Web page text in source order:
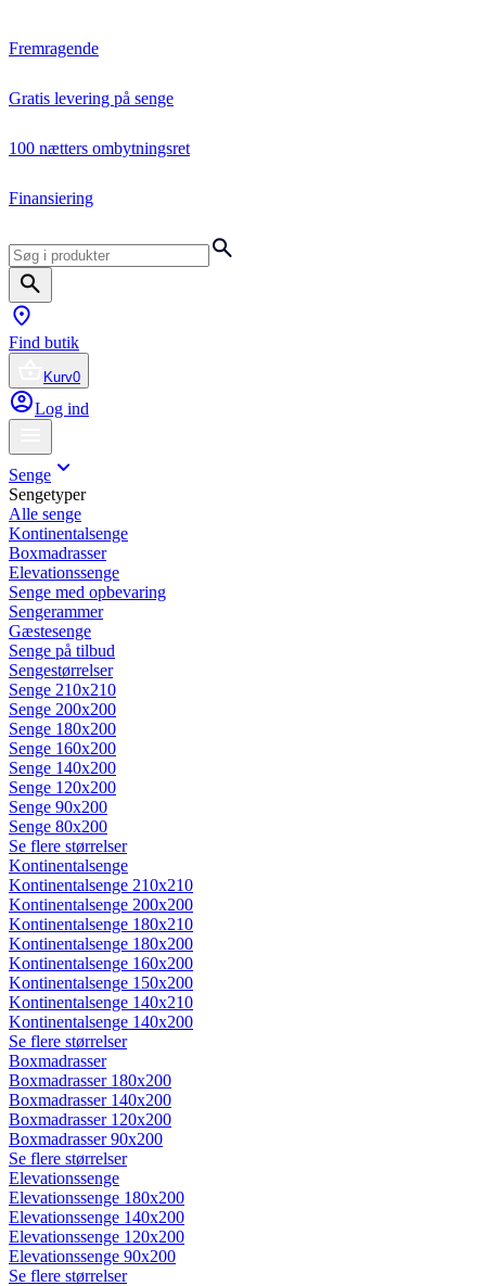
Fremragende
Gratis levering på senge
100 nætters ombytningsret
Finansiering
Find butik
Kurv0
Log ind
Senge
Sengetyper
Alle senge
Kontinentalsenge
Boxmadrasser
Elevationssenge
Senge med opbevaring
Sengerammer
Gæstesenge
Senge på tilbud
Sengestørrelser
Senge 210x210
Senge 200x200
Senge 180x200
Senge 160x200
Senge 140x200
Senge 120x200
Senge 90x200
Senge 80x200
Se flere størrelser
Kontinentalsenge
Kontinentalsenge 210x210
Kontinentalsenge 200x200
Kontinentalsenge 180x210
Kontinentalsenge 180x200
Kontinentalsenge 160x200
Kontinentalsenge 150x200
Kontinentalsenge 140x210
Kontinentalsenge 140x200
Se flere størrelser
Boxmadrasser
Boxmadrasser 180x200
Boxmadrasser 140x200
Boxmadrasser 120x200
Boxmadrasser 90x200
Se flere størrelser
Elevationssenge
Elevationssenge 180x200
Elevationssenge 140x200
Elevationssenge 120x200
Elevationssenge 90x200
Se flere størrelser